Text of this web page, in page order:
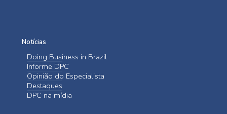
Notícias
Doing Business in Brazil
Informe DPC
Opinião do Especialista
Destaques
DPC na mídia